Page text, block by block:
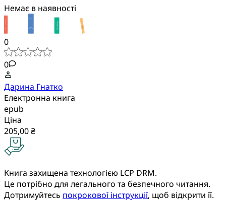
Немає в наявності
0
0
Дарина Гнатко
Електронна книга
epub
Ціна
205,00 ₴
Книга захищена технологією LCP DRM.
Це потрібно для легального та безпечного читання.
Дотримуйтесь покрокової інструкції, щоб відкрити її.